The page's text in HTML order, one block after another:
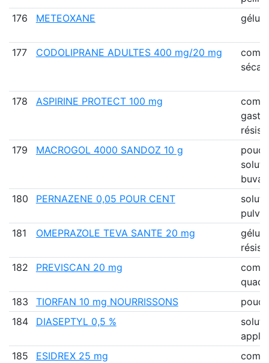
176
METEOXANE gélule
177 CODOLIPRANE ADULTES 400 mg/20 mg
178 ASPIRINE PROTECT 100 mg
179
MACROGOL 4000 SANDOZ 10 g
180
PERNAZENE 0,05 POUR CENT
181
OMEPRAZOLE TEVA SANTE 20 mg
182
PREVISCAN 20 mg
183
TIORFAN 10 mg NOURRISSONS
184
DIASEPTYL 0,5 %
185
ESIDREX 25 mg